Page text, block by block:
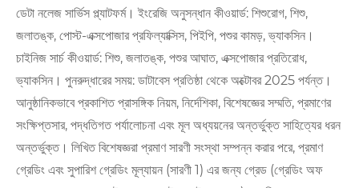
ডেটা নলেজ সার্ভিস প্ল্যাটফর্ম। ইংরেজি অনুসন্ধান কীওয়ার্ড: শিশুরোগ, শিশু,
জলাতঙ্ক, পোস্ট-এক্সপোজার প্রফিল্যাক্সিস, পিইপি, পশুর কামড়, ভ্যাকসিন।
চাইনিজ সার্চ কীওয়ার্ড: শিশু, জলাতঙ্ক, পশুর আঘাত, এক্সপোজার প্রতিরোধ,
ভ্যাকসিন। পুনরুদ্ধারের সময়: ডাটাবেস প্রতিষ্ঠা থেকে অক্টোবর 2025 পর্যন্ত।
আনুষ্ঠানিকভাবে প্রকাশিত প্রাসঙ্গিক নিয়ম, নির্দেশিকা, বিশেষজ্ঞের সম্মতি, প্রমাণের
সংক্ষিপ্তসার, পদ্ধতিগত পর্যালোচনা এবং মূল অধ্যয়নের অন্তর্ভুক্ত সাহিত্যের ধরন
অন্তর্ভুক্ত। লিখিত বিশেষজ্ঞরা প্রমাণ সারণী সংস্থা সম্পন্ন করার পরে, প্রমাণ
গ্রেডিং এবং সুপারিশ গ্রেডিং মূল্যায়ন (সারণী 1) এর জন্য গ্রেড (গ্রেডিং অফ